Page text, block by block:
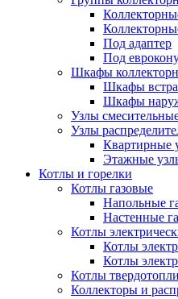
Под адаптер
Под
Шкафы
Шкафы
Шкафы
Узлы
Узлы
Квартирные
Этажные
Котлы и горелки
Котлы газовые
Напольные
Настенные
Котлы
Котлы
Котлы
Котлы
Коллекторы и